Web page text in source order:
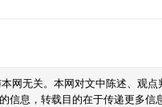
网无关。本网对文中陈述、观
信息，转载目的在于传递更多